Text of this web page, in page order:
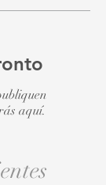
aquí.